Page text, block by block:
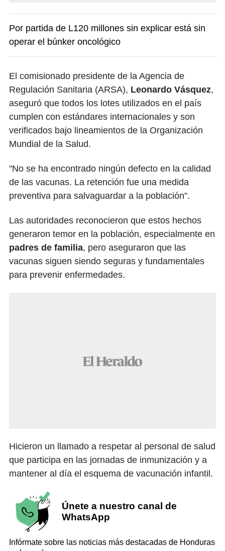
Por partida de L120 millones sin explicar está sin
operar el búnker oncológico
El comisionado presidente de la Agencia de
Regulación Sanitaria (ARSA), Leonardo Vásquez,
aseguró que todos los lotes utilizados en el país
cumplen con estándares internacionales y son
verificados bajo lineamientos de la Organización
Mundial de la Salud.
"No se ha encontrado ningún defecto en la calidad
de las vacunas. La retención fue una medida
preventiva para salvaguardar a la población".
Las autoridades reconocieron que estos hechos
generaron temor en la población, especialmente en
padres de familia, pero aseguraron que las
vacunas siguen siendo seguras y fundamentales
para prevenir enfermedades.
Hicieron un llamado a respetar al personal de salud
que participa en las jornadas de inmunización y a
mantener al día el esquema de vacunación infantil.
Únete a nuestro canal de
WhatsApp
Infórmate sobre las noticias más destacadas de Honduras